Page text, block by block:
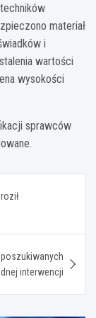
materiał
i
wartości
wysokości
sprawców
interwencji